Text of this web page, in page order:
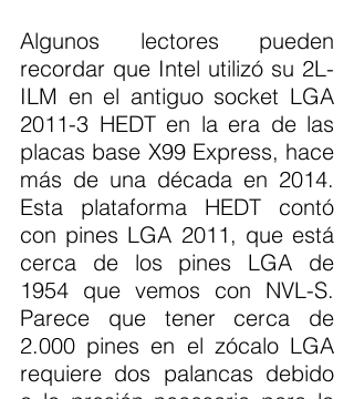
Algunos lectores pueden
recordar que Intel utilizó su 2L-
ILM en el antiguo socket LGA
2011-3 HEDT en la era de las
placas base X99 Express, hace
más de una década en 2014.
Esta plataforma HEDT contó
con pines LGA 2011, que está
cerca de los pines LGA de
1954 que vemos con NVL-S.
Parece que tener cerca de
2.000 pines en el zócalo LGA
requiere dos palancas debido